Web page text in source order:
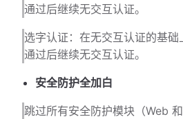
通过后继续无交互认证。
选字认证：在无交互认证的基础
通过后继续无交互认证。
安全防护全加白
跳过所有安全防护模块（Web